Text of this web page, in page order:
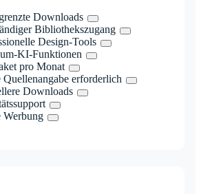
Downloads
Bibliothekszugang
Design-Tools
KI-Funktionen
pro Monat
Quellenangabe erforderlich
Downloads
Werbung